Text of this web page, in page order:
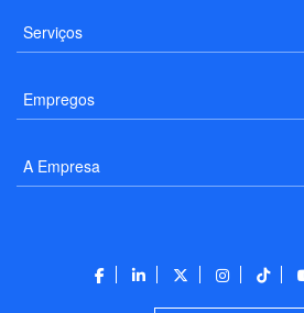
Serviços
Empregos
A Empresa